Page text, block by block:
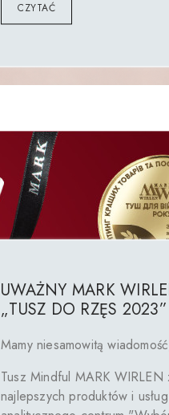
CZYTAĆ
UWAŻNY MARK
„TUSZ DO RZĘS 2023”
Mamy niesamowitą
Tusz Mindful MARK WIRLEN
najlepszych produktów i